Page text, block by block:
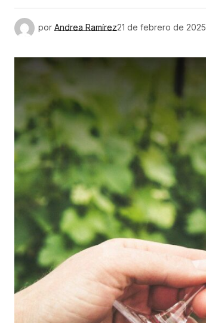
por Andrea Ramírez21 de febrero de 2025